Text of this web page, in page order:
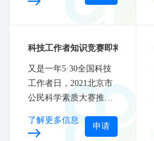
科技工作者知识竞赛即将开启
又是一年5·30全国科技
工作者日，2021北京市
公民科学素质大赛推出
技工作者的科研成就，
了解更多信息
申请